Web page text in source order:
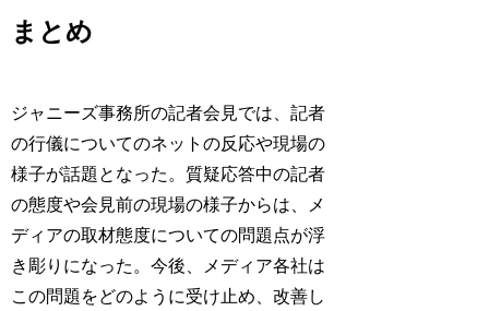
まとめ
ジャニーズ事務所の記者会見では、記者
の行儀についてのネットの反応や現場の
様子が話題となった。質疑応答中の記者
の態度や会見前の現場の様子からは、メ
ディアの取材態度についての問題点が浮
き彫りになった。今後、メディア各社は
この問題をどのように受け止め、改善し